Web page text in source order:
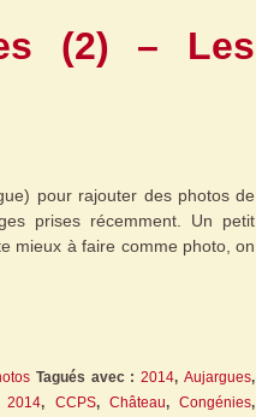
(2) – Les
pour rajouter des photos de
prises récemment. Un petit
mieux à faire comme photo, on
Tagués avec :2014,Aujargues,
2014, CCPS, Château,Congénies,